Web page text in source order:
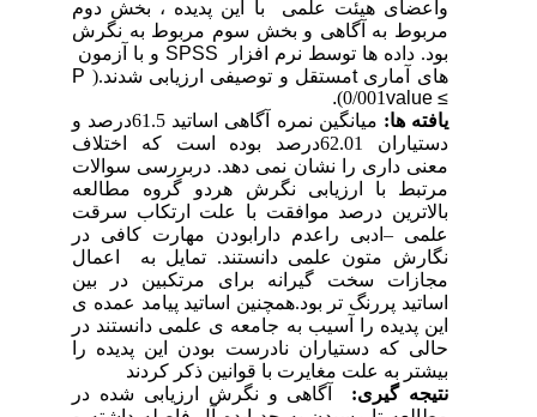
واعضای هیئت علمی با این پدیده ، بخش دوم
مربوط به آگاهی و بخش سوم مربوط به نگرش
بود.داده ها توسط نرم افزار SPSSوبا آزمون
های آماریtمستقل و توصیفی ارزیابی شدند.(
P
value ≤
0/001
)
.
یافته ها:
میانگین نمره آگاهی اساتید 61.5درصد و
دستیاران 62.01درصد بوده است که اختلاف
معنی داری را نشان نمی دهد. دربررسی سوالات
مرتبط با ارزیابی نگرش هردو گروه مطالعه
بالاترین درصد موافقت با علت ارتکاب سرقت
علمی– ادبی راعدم دارابودن مهارت کافی در
نگارش متون علمی دانستند. تمایل به اعمال
مجازات سخت گیرانه برای مرتکبین در بین
اساتید پررنگ تر بود.همچنین اساتید پیامد عمده ی
این پدیده را آسیب به جامعه ی علمی دانستند در
حالی که دستیاران نادرست بودن این پدیده را
بیشتر به علت مغایرت با قوانین ذکر کردند
نتیجه گیری: آگاهی و نگرش ارزیابی شده در